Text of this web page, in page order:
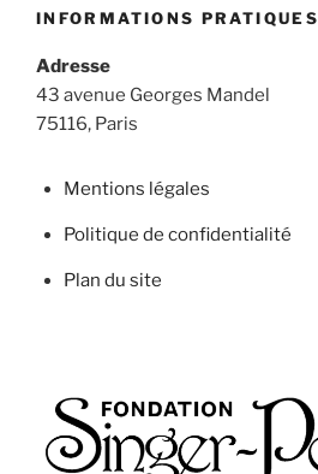
INFORMATIONS PRATIQUES
Adresse
43 avenue Georges Mandel
75116, Paris
Mentions légales
Politique de confidentialité
Plan du site